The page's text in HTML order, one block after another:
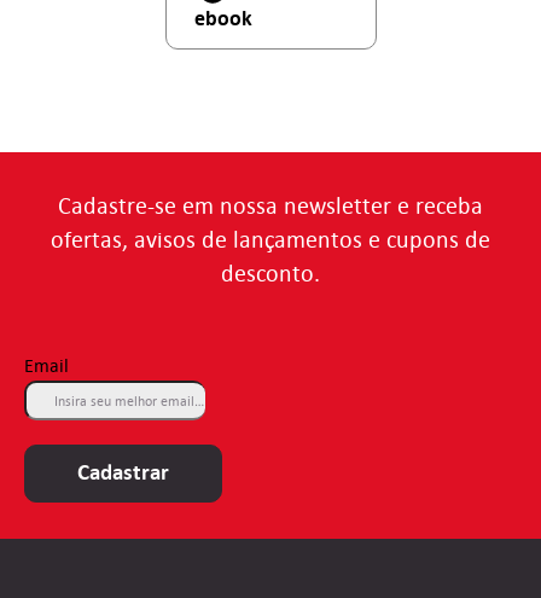
ebook
Cadastre-se em nossa newsletter e receba
ofertas, avisos de lançamentos e cupons de
desconto.
Email
Cadastrar